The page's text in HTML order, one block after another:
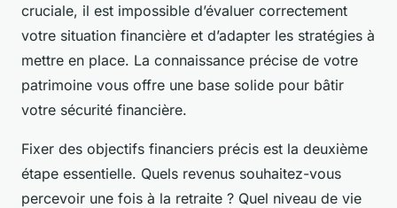
cruciale, il est impossible d’évaluer correctement
votre situation financière et d’adapter les stratégies à
mettre en place. La connaissance précise de votre
patrimoine vous offre une base solide pour bâtir
votre sécurité financière.
Fixer des objectifs financiers précis est la deuxième
étape essentielle. Quels revenus souhaitez-vous
percevoir une fois à la retraite ? Quel niveau de vie